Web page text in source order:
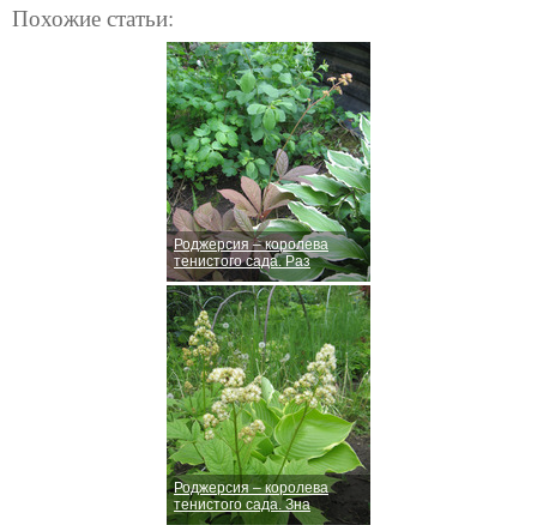
Похожие статьи:
Роджерсия – королева
тенистого сада. Раз
Роджерсия – королева
тенистого сада. Зна